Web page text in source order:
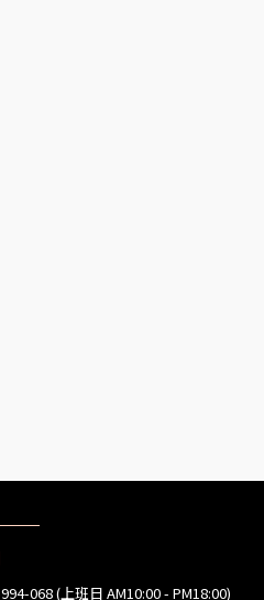
068 (上班日 AM10:00 - PM18:00)